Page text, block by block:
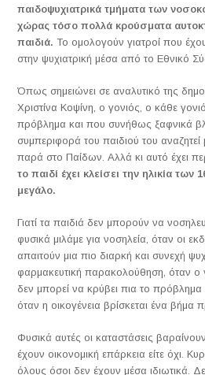
παιδοψυχιατρικά τμήματα των
χώρας τόσο πολλά κρούσματα
παιδιά.Το ομολογούν γιατροί που
στην ψυχιατρική μέσα από το Εθνικό
Όπως σημειώνει σε αναλυτικό της
Χριστίνα Κοψίνη, ο γονιός, ο κάθε
πρόβλημα και που συνήθως ξαφνικά
συμπεριφορά του παιδιού του
παρά στο Παίδων. Αλλά κι αυτό έχει
το παιδί έχει κλείσει την ηλικία των
μεγάλο.
Γιατί τα παιδιά δεν μπορούν να
φυσικά μιλάμε για νοσηλεία, όταν οι
απαιτούν μια πιο διαρκή και συνεχή
φαρμακευτική παρακολούθηση, όταν ο
δεν μπορεί να κρύβει πια το
όταν η οικογένεια βρίσκεται ένα βήμα
Φυσικά αυτές οι καταστάσεις
έχουν οικονομική επάρκεια είτε όχι.
όλους όσοι δεν έχουν μέσα ιδιωτικά.